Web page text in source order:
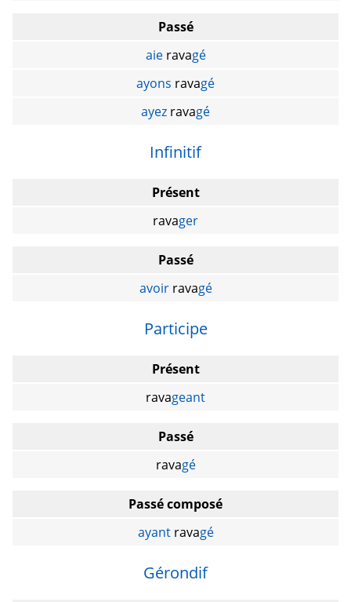
Passé
aieravagé
ayons ravagé
ayez ravagé
Infinitif
Présent
ravager
Passé
avoirravagé
Participe
Présent
ravageant
Passé
ravagé
Passé composé
ayantravagé
Gérondif